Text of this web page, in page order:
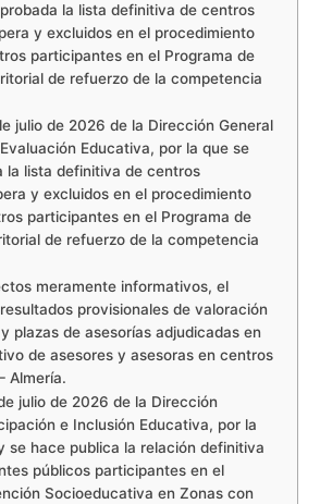
la lista definitiva de centros
y excluidos en el procedimiento
participantes en el Programa de
de refuerzo de la competencia
julio de 2026 de la Dirección General
Educativa, por la que se
la lista definitiva de centros
y excluidos en el procedimiento
participantes en el Programa de
de refuerzo de la competencia
meramente informativos, el
provisionales de valoración
plazas de asesorías adjudicadas en
de asesores y asesoras en centros
Almería.
julio de 2026 de la Dirección
e Inclusión Educativa, por la
se hace publica la relación definitiva
públicos participantes en el
Socioeducativa en Zonas con